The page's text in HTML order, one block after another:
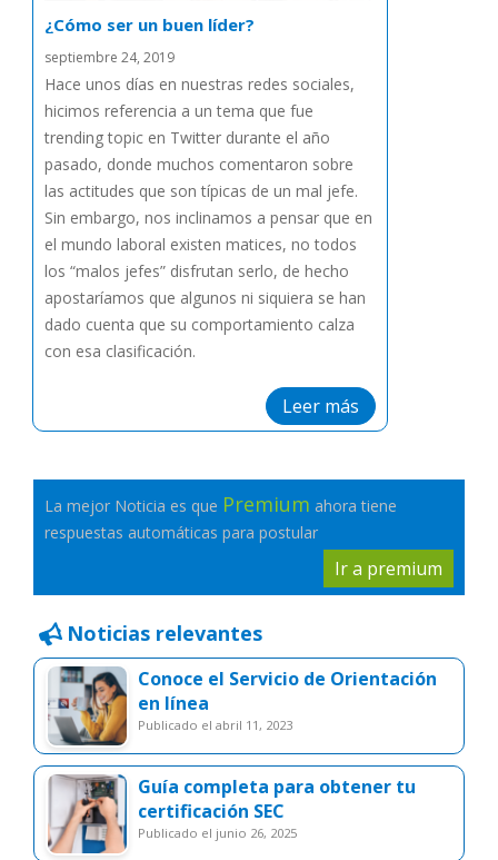
¿Cómo ser un buen líder?
septiembre 24, 2019
Hace unos días en nuestras redes sociales,
hicimos referencia a un tema que fue
trending topic en Twitter durante el año
pasado, donde muchos comentaron sobre
las actitudes que son típicas de un mal jefe.
Sin embargo, nos inclinamos a pensar que en
el mundo laboral existen matices, no todos
los “malos jefes” disfrutan serlo, de hecho
apostaríamos que algunos ni siquiera se han
dado cuenta que su comportamiento calza
con esa clasificación.
Leer más
La mejor Noticia es que Premium ahora tiene
respuestas automáticas para postular
Ir a premium
Noticias relevantes
Conoce el Servicio de Orientación
en línea
publicado el abril 11, 2023
Guía completa para obtener tu
certificación SEC
publicado el junio 26, 2025